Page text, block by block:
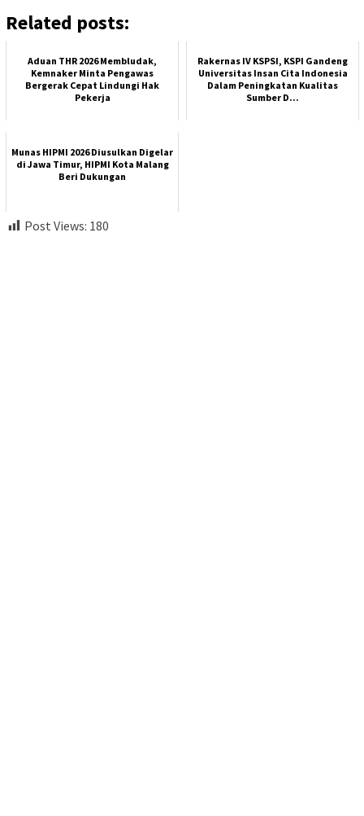
Related posts:
Aduan THR 2026 Membludak,
Kemnaker Minta Pengawas
Bergerak Cepat Lindungi Hak
Pekerja
Rakernas IV KSPSI, KSPI Gandeng
Universitas Insan Cita Indonesia
Dalam Peningkatan Kualitas
Sumber D...
Munas HIPMI 2026 Diusulkan Digelar
di Jawa Timur, HIPMI Kota Malang
Beri Dukungan
Post Views: 180